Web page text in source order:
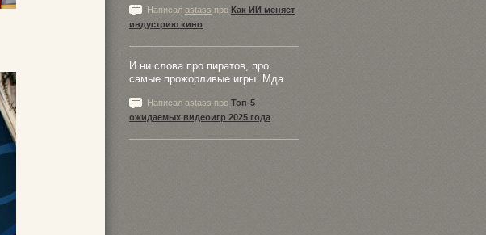
Написал astass про Как ИИ меняет
индустрию кино
И ни слова про пиратов, про
самые прожорливые игры. Мда.
Написал astass про Топ-5
ожидаемых видеоигр 2025 года